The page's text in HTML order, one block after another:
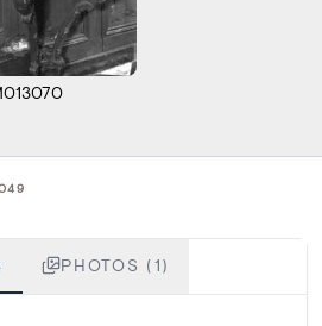
PHOTOS (1)